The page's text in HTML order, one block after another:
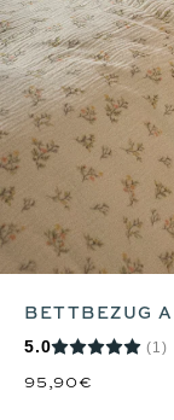
BETTBEZUG
5.0 (1)
95,90€